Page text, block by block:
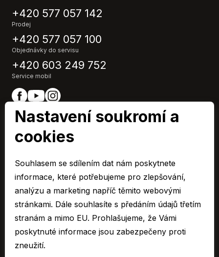
Společnost je zapsaná u Krajského soudu v Brně, oddíl C 10955
© 2026 Všechna práva vyhrazena.
Cookies
Ochrana osobních údajů – GDPR
Compliance
Mimosoudní řešení spotřebitelských sporů
+420 577 057 142
Prodej
+420 577 057 100
Objednávky do servisu
+420 603 249 752
Service mobil
Nastavení soukromí a
cookies
Souhlasem se sdílením dat nám poskytnete
informace, které potřebujeme pro zlepšování,
analýzu a marketing napříč těmito webovými
stránkami. Dále souhlasíte s předáním údajů třetím
stranám a mimo EU. Prohlašujeme, že Vámi
poskytnuté informace jsou zabezpečeny proti
zneužití.